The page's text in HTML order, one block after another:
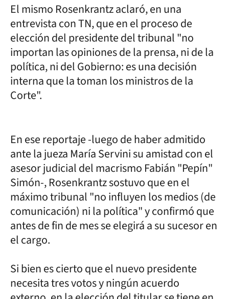
El mismo Rosenkrantz aclaró, en una
entrevista con TN, que en el proceso de
elección del presidente del tribunal "no
importan las opiniones de la prensa, ni de la
política, ni del Gobierno: es una decisión
interna que la toman los ministros de la
Corte".
En ese reportaje -luego de haber admitido
ante la jueza María Servini su amistad con el
asesor judicial del macrismo Fabián "Pepín"
Simón-, Rosenkrantz sostuvo que en el
máximo tribunal "no influyen los medios (de
comunicación) ni la política" y confirmó que
antes de fin de mes se elegirá a su sucesor en
el cargo.
Si bien es cierto que el nuevo presidente
necesita tres votos y ningún acuerdo